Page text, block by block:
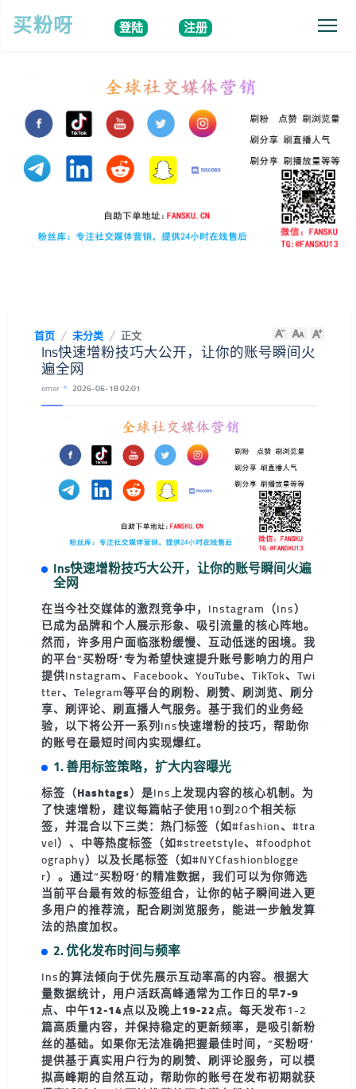
买粉呀 登陆 注册
首页 未分类 正文
Ins快速增粉技巧大公开，让你的账号瞬间火
遍全网
emer 2026-06-18 02:01
Ins快速增粉技巧大公开，让你的账号瞬间火遍
全网
在当今社交媒体的激烈竞争中，Instagram（Ins）
已成为品牌和个人展示形象、吸引流量的核心阵地。
然而，许多用户面临涨粉缓慢、互动低迷的困境。我
的平台“买粉呀”专为希望快速提升账号影响力的用户
提供Instagram、Facebook、YouTube、TikTok、Twi
tter、Telegram等平台的刷粉、刷赞、刷浏览、刷分
享、刷评论、刷直播人气服务。基于我们的业务经
验，以下将公开一系列Ins快速增粉的技巧，帮助你
的账号在最短时间内实现爆红。
1. 善用标签策略，扩大内容曝光
标签（Hashtags） 是Ins上发现内容的核心机制。为
了快速增粉，建议每篇帖子使用10到20个相关标
签，并混合以下三类： 热门标签 （如#fashion、#tra
vel）、 中等热度标签 （如#streetstyle、#foodphot
ography）以及长尾标签 （如#NYCfashionblogge
r）。通过“买粉呀”的精准数据，我们可以为你筛选
当前平台最有效的标签组合，让你的帖子瞬间进入更
多用户的推荐流，配合刷浏览服务，能进一步触发算
法的热度加权。
2. 优化发布时间与频率
Ins的算法倾向于优先展示互动率高的内容。根据大
量数据统计，用户活跃高峰通常为工作日的早7-9
点、 中午12-14点以及晚上19-22点。每天发布1-2
篇高质量内容，并保持稳定的更新频率，是吸引新粉
丝的基础。如果你无法准确把握最佳时间，“买粉呀”
提供基于真实用户行为的刷赞、刷评论服务，可以模
拟高峰期的自然互动，帮助你的账号在发布初期就获